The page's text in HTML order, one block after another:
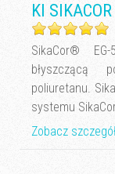
KI
SikaCor®
błyszczącą
poliuretanu.
systemu
Zobacz